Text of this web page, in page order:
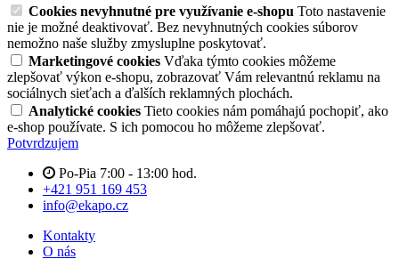
Cookies nevyhnutné pre využívanie e-shopu Toto nastavenie
nie je možné deaktivovať. Bez nevyhnutných cookies súborov
nemožno naše služby zmysluplne poskytovať.
Marketingové cookies Vďaka týmto cookies môžeme
zlepšovať výkon e-shopu, zobrazovať Vám relevantnú reklamu na
sociálnych sieťach a ďalších reklamných plochách.
Analytické cookies Tieto cookies nám pomáhajú pochopiť, ako
e-shop používate. S ich pomocou ho môžeme zlepšovať.
Potvrdzujem
Po-Pia 7:00 - 13:00 hod.
+421 951 169 453
info@ekapo.cz
Kontakty
O nás